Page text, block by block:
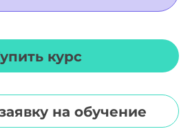
курс
на обучение